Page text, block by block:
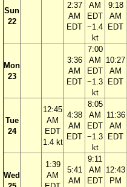
Sun
22
2:37
AM
EDT
AM
EDT
−1.4
kt
9:18
AM
EDT
Mon
23
3:36
AM
EDT
7:00
AM
EDT
−1.3
kt
10:27
AM
EDT
Tue
24
12:45
AM
EDT
1.4 kt
4:38
AM
EDT
8:05
AM
EDT
−1.3
kt
11:36
AM
EDT
Wed
1:39
AM
5:41
AM
9:11
AM
EDT
12:43
PM